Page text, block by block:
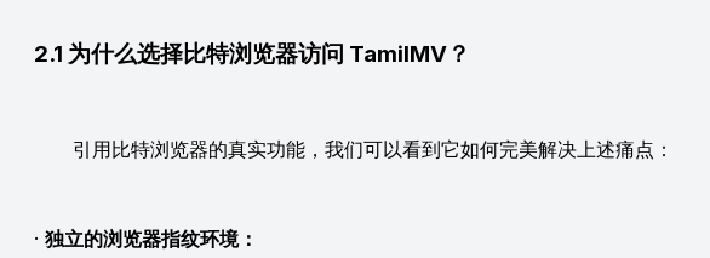
2.1 为什么选择比特浏览器访问 TamilMV？
引用比特浏览器的真实功能，我们可以看到它如何完美解决上述痛点：
· 独立的浏览器指纹环境：